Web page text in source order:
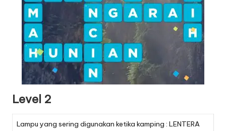
Level 2
Lampu yang sering digunakan ketika kamping : LENTERA